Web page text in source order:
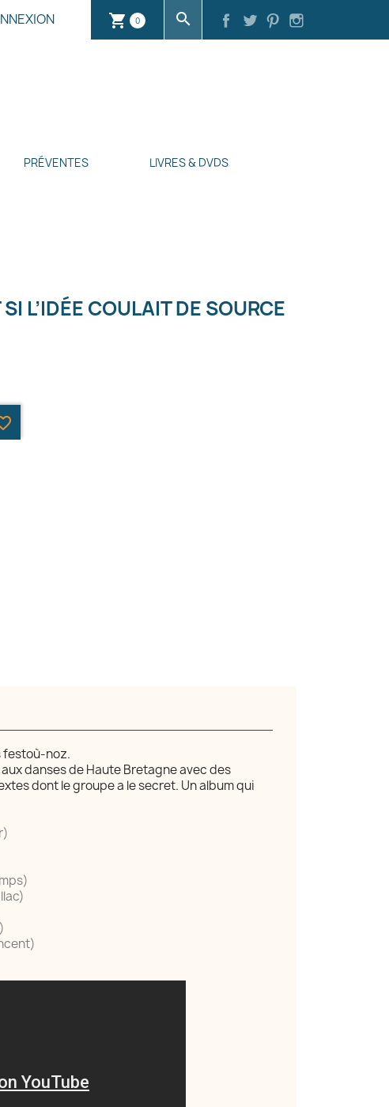
shopping_cart 0 search
PRÉVENTES LIVRES & DVDS
L’IDÉE COULAIT DE SOURCE
festoù-noz.
danses de Haute Bretagne avec des
dont le groupe a le secret. Un album qui